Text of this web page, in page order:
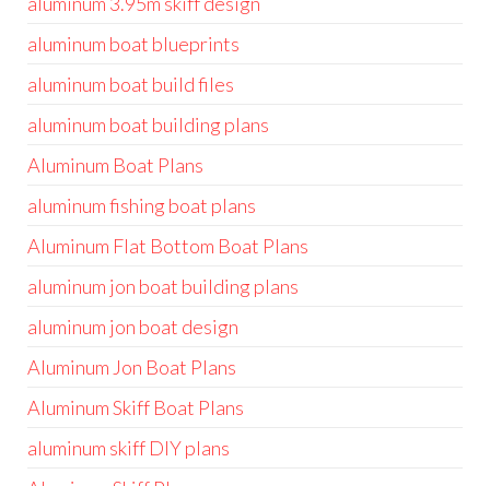
aluminum boat blueprints
aluminum boat build files
aluminum boat building plans
Aluminum Boat Plans
aluminum fishing boat plans
Aluminum Flat Bottom Boat Plans
aluminum jon boat building plans
aluminum jon boat design
Aluminum Jon Boat Plans
Aluminum Skiff Boat Plans
aluminum skiff DIY plans